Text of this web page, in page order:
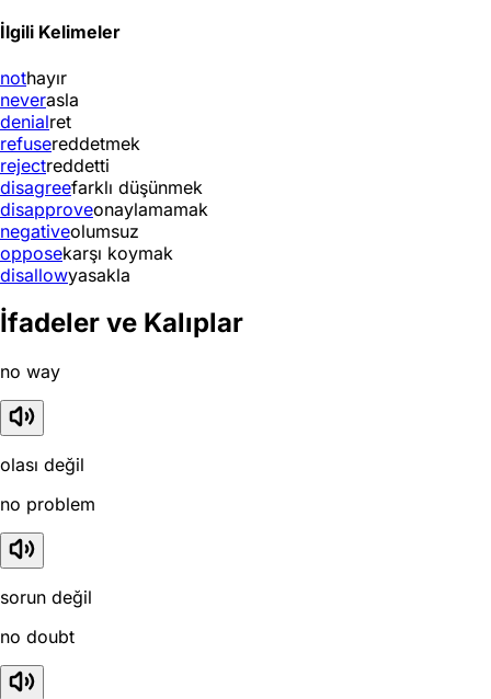
İlgili Kelimeler
nothayır
neverasla
denialret
refusereddetmek
rejectreddetti
disagreefarklı düşünmek
disapproveonaylamamak
negativeolumsuz
opposekarşı koymak
disallowyasakla
İfadeler ve Kalıplar
no way
olası değil
no problem
sorun değil
no doubt